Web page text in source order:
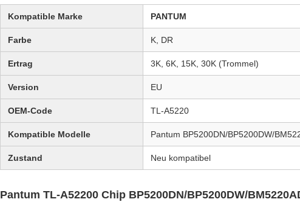
Kompatible Marke PANTUM
Farbe K, DR
Ertrag 3K, 6K, 15K, 30K (Trommel)
Version EU
OEM-Code TL-A5220
Kompatible Modelle Pantum BP5200DN/BP5200DW/
Zustand Neu kompatibel
Pantum TL-A52200 Chip BP5200DN/BP5200DW/